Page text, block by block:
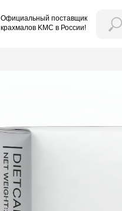
Официальный поставщик
крахмалов KMC в России!